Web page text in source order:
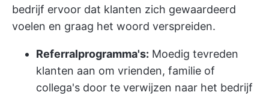
bedrijf ervoor dat klanten zich gewaardeerd
voelen en graag het woord verspreiden.
Referralprogramma's: Moedig tevreden
klanten aan om vrienden, familie of
collega's door te verwijzen naar het bedrijf